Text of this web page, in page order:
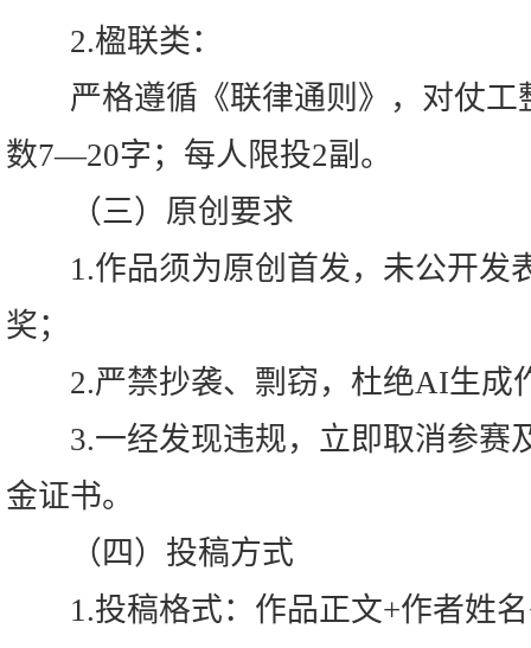
2.楹联类：
严格遵循《联律通则》，对仗工
数7—20字；每人限投2副。
（三）原创要求
1.作品须为原创首发，未公开发
奖；
2.严禁抄袭、剽窃，杜绝AI生成
3.一经发现违规，立即取消参赛
金证书。
（四）投稿方式
1.投稿格式：作品正文+作者姓名